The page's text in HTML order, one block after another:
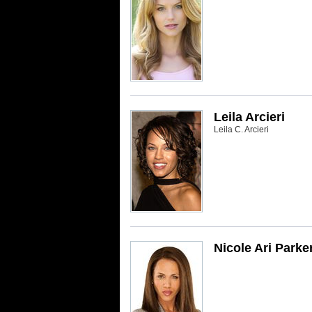
Leila Arcieri
Leila C. Arcieri
Nicole Ari